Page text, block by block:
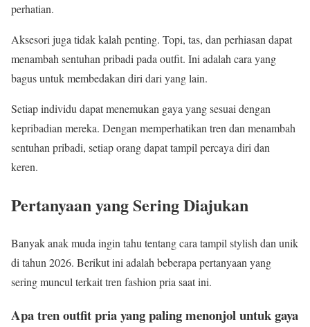
perhatian.
Aksesori juga tidak kalah penting. Topi, tas, dan perhiasan dapat
menambah sentuhan pribadi pada outfit. Ini adalah cara yang
bagus untuk membedakan diri dari yang lain.
Setiap individu dapat menemukan gaya yang sesuai dengan
kepribadian mereka. Dengan memperhatikan tren dan menambah
sentuhan pribadi, setiap orang dapat tampil percaya diri dan
keren.
Pertanyaan yang Sering Diajukan
Banyak anak muda ingin tahu tentang cara tampil stylish dan unik
di tahun 2026. Berikut ini adalah beberapa pertanyaan yang
sering muncul terkait tren fashion pria saat ini.
Apa tren outfit pria yang paling menonjol untuk gaya